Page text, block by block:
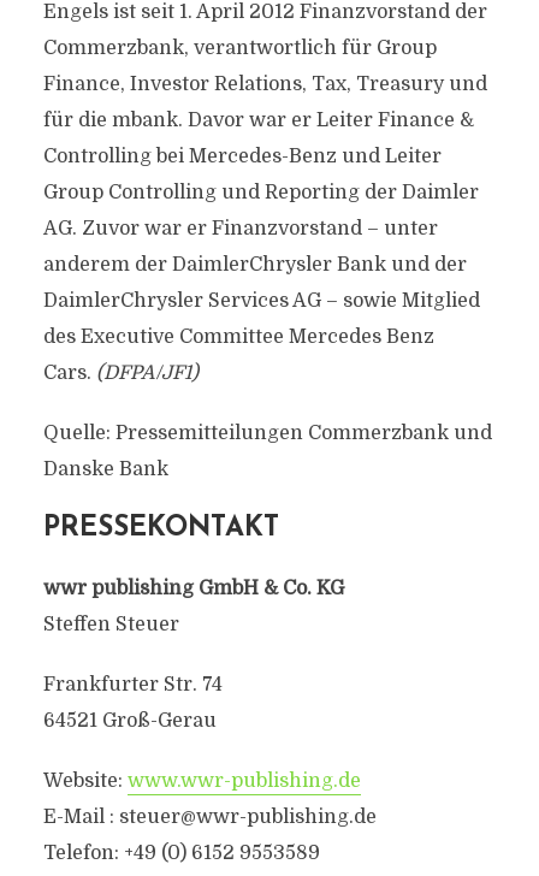
Engels ist seit 1. April 2012 Finanzvorstand der
Commerzbank, verantwortlich für Group
Finance, Investor Relations, Tax, Treasury und
für die mbank. Davor war er Leiter Finance &
Controlling bei Mercedes-Benz und Leiter
Group Controlling und Reporting der Daimler
AG. Zuvor war er Finanzvorstand – unter
anderem der DaimlerChrysler Bank und der
DaimlerChrysler Services AG – sowie Mitglied
des Executive Committee Mercedes Benz
Cars. (DFPA/JF1)
Quelle: Pressemitteilungen Commerzbank und
Danske Bank
PRESSEKONTAKT
wwr publishing GmbH & Co. KG
Steffen Steuer
Frankfurter Str. 74
64521 Groß-Gerau
Website: www.wwr-publishing.de
E-Mail : steuer@wwr-publishing.de
Telefon: +49 (0) 6152 9553589